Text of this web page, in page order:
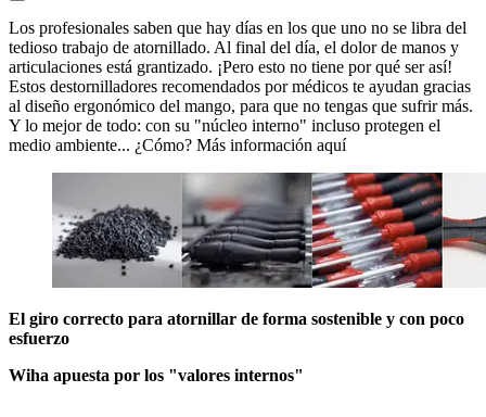
Los profesionales saben que hay días en los que uno no se libra del
tedioso trabajo de atornillado. Al final del día, el dolor de manos y
articulaciones está grantizado. ¡Pero esto no tiene por qué ser así!
Estos destornilladores recomendados por médicos te ayudan gracias
al diseño ergonómico del mango, para que no tengas que sufrir más.
Y lo mejor de todo: con su "núcleo interno" incluso protegen el
medio ambiente... ¿Cómo? Más información aquí
El giro correcto para atornillar de forma sostenible y con poco
esfuerzo
Wiha apuesta por los "valores internos"